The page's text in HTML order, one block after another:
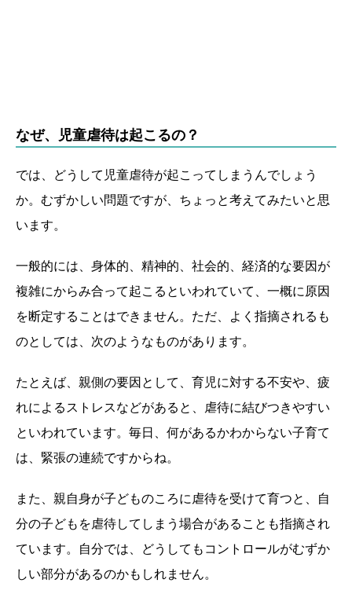
なぜ、児童虐待は起こるの？
では、どうして児童虐待が起こってしまうんでしょう
か。むずかしい問題ですが、ちょっと考えてみたいと思
います。
一般的には、身体的、精神的、社会的、経済的な要因が
複雑にからみ合って起こるといわれていて、一概に原因
を断定することはできません。ただ、よく指摘されるも
のとしては、次のようなものがあります。
たとえば、親側の要因として、育児に対する不安や、疲
れによるストレスなどがあると、虐待に結びつきやすい
といわれています。毎日、何があるかわからない子育て
は、緊張の連続ですからね。
また、親自身が子どものころに虐待を受けて育つと、自
分の子どもを虐待してしまう場合があることも指摘され
ています。自分では、どうしてもコントロールがむずか
しい部分があるのかもしれません。